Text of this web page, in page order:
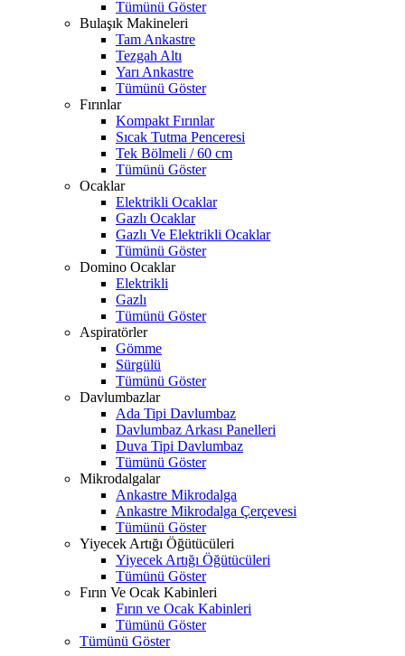
Tümünü Göster
Bulaşık Makineleri
Tam Ankastre
Tezgah Altı
Yarı Ankastre
Tümünü Göster
Fırınlar
Kompakt Fırınlar
Sıcak Tutma Penceresi
Tek Bölmeli / 60 cm
Tümünü Göster
Ocaklar
Elektrikli Ocaklar
Gazlı Ocaklar
Gazlı Ve Elektrikli Ocaklar
Tümünü Göster
Domino Ocaklar
Elektrikli
Gazlı
Tümünü Göster
Aspiratörler
Gömme
Sürgülü
Tümünü Göster
Davlumbazlar
Ada Tipi Davlumbaz
Davlumbaz Arkası Panelleri
Duva Tipi Davlumbaz
Tümünü Göster
Mikrodalgalar
Ankastre Mikrodalga
Ankastre Mikrodalga Çerçevesi
Tümünü Göster
Yiyecek Artığı Öğütücüleri
Yiyecek Artığı Öğütücüleri
Tümünü Göster
Fırın Ve Ocak Kabinleri
Fırın ve Ocak Kabinleri
Tümünü Göster
Tümünü Göster